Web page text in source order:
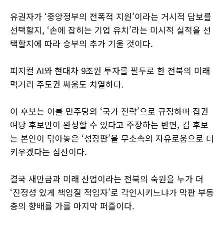
유권자가 ‘중앙정부의 전폭적 지원’이라는 거시적 담보를
선택할지, ‘손에 잡히는 기업 유치’라는 미시적 실적을 선
택할지에 따라 승부의 추가 기울 것이다.
피지컬 AI와 현대차 9조원 투자를 필두로 한 전북의 미래
먹거리 주도권 싸움도 치열하다.
이 후보는 이를 민주당의 ‘국가 전략’으로 규정하며 집권
여당 후보만이 완성할 수 있다고 주장하는 반면, 김 후보
는 본인이 닦아놓은 ‘성장판’을 무소속의 자유로움으로 더
키우겠다는 심산이다.
결국 새만금과 미래 산업이라는 전북의 숙원을 누가 더
‘진정성 있게 책임질 적임자’로 각인시키느냐가 막판 부동
층의 향배를 가를 마지막 퍼즐이다.